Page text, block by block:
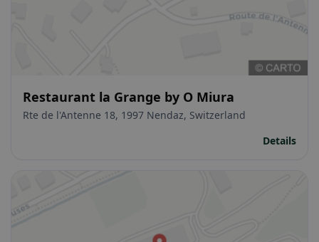
Restaurant la Grange by O Miura
Rte de l'Antenne 18, 1997 Nendaz, Switzerland
Details